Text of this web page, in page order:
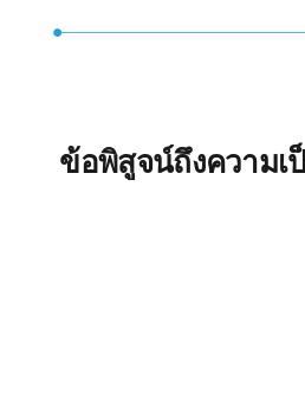
ข้อพิสูจน์ถึงความเ